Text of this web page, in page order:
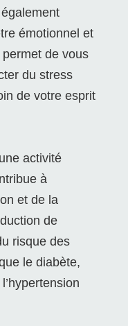
émotionnel et
de vous
du stress
de votre esprit
activité
à
et de la
de
risque des
le diabète,